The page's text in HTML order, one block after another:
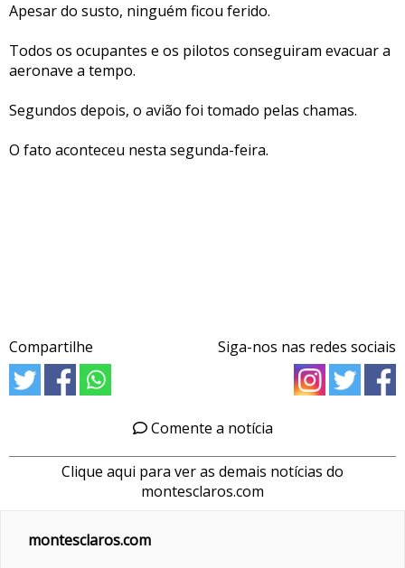
Apesar do susto, ninguém ficou ferido.
Todos os ocupantes e os pilotos conseguiram evacuar a
aeronave a tempo.
Segundos depois, o avião foi tomado pelas chamas.
O fato aconteceu nesta segunda-feira.
Compartilhe Siga-nos nas redes sociais
Comente a notícia
Clique aqui para ver as demais notícias do
montesclaros.com
montesclaros.com